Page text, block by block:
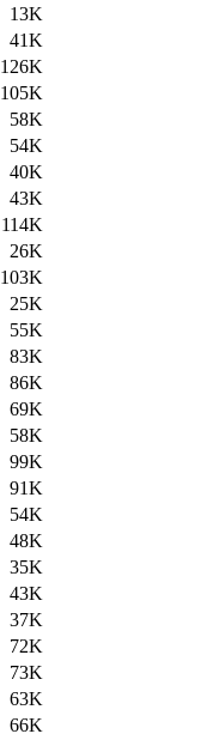
13K
41K
126K
105K
58K
54K
40K
43K
114K
26K
103K
25K
55K
83K
86K
69K
58K
99K
91K
54K
48K
35K
43K
37K
72K
73K
63K
66K